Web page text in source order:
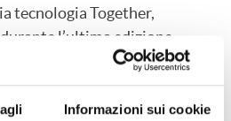
Informazioni sui cookie
tecnologia Together,
l’ultima edizione
ricevuto i primi due
integrata capace
volta converting e